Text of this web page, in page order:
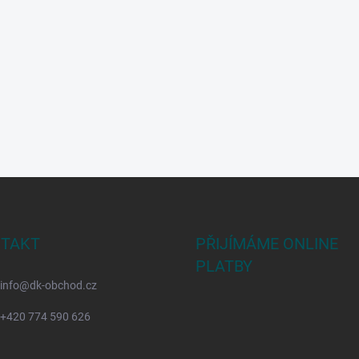
info@dk-obchod.cz
+420 774 590 626
PŘIJÍMÁME ONLINE
PLATBY